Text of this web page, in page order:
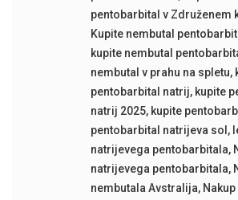
pentobarbital v Združenem
Kupite nembutal
kupite nembutal
nembutal v prahu na spletu,
pentobarbital natrij, kupite
natrij 2025, kupite
pentobarbital natrijeva sol ,
natrijevega pentobarbitala,
natrijevega pentobarbitala,
nembutala Avstralija,